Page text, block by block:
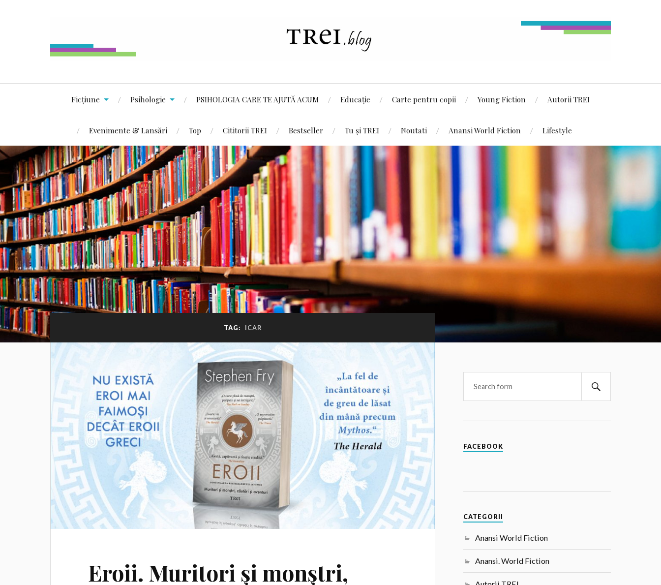
Ficțiune Psihologie PSIHOLOGIA CARE TE AJUTĂ ACUM Educație Carte pentru copii Young Fiction Autorii TREI
Evenimente & Lansări Top Cititorii TREI Bestseller Tu și TREI Noutati Anansi World Fiction Lifestyle
TAG: ICAR
Eroii. Muritori şi monştri,
FACEBOOK
CATEGORII
Anansi World Fiction
Anansi. World Fiction